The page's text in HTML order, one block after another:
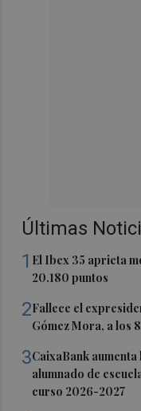
Últimas
1 El Ibex 35 aprieta
20.180 puntos
2Fallece el
Gómez Mora, a los
3CaixaBank
alumnado de
curso 2026-2027